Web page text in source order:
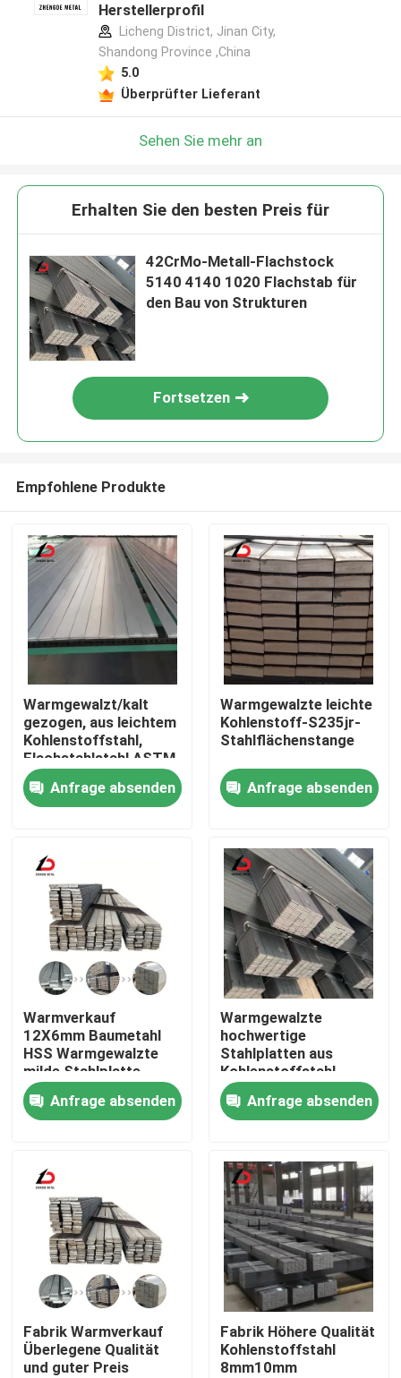
Zu Hause
Produkte
Videos
Über uns
Werksbesichtigung
Neuigkeiten
Rechtssachen
Bitte um ein Angebot
Verzinkte Stahlspule
Herstellerprofil
Licheng District, Jinan City,
Shandong Province ,China
5.0
Überprüfter Lieferant
Sehen Sie mehr an
Erhalten Sie den besten Preis für
42CrMo-Metall-Flachstock
5140 4140 1020 Flachstab für
den Bau von Strukturen
Fortsetzen
Empfohlene Produkte
Warmgewalzt/kalt
gezogen, aus leichtem
Kohlenstoffstahl,
Flachstahlstahl ASTM
A29 A36 C20 C45
1008 42CrMo 4140
1045 St37 Ss400
Anfrage absenden
Warmgewalzte leichte
Kohlenstoff-S235jr-
Stahlflächenstange
Anfrage absenden
Warmverkauf
12X6mm Baumetahl
HSS Warmgewalzte
milde Stahlplatte
Stange Preis 6m
Galvanisierte
Flachfederstange
Anfrage absenden
Warmgewalzte
hochwertige
Stahlplatten aus
Kohlenstoffstahl
Ss400 S45c A36
S355jr 5160 1095
1080 65mn
Anfrage absenden
Fabrik Warmverkauf
Überlegene Qualität
und guter Preis
Fabrik Höhere Qualität
Kohlenstoffstahl
8mm10mm